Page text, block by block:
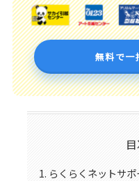
無料で一
らくらくネットサ